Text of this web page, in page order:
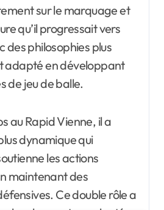
sur le marquage et
qu’il progressait vers
des philosophies plus
adapté en développant
de jeu de balle.
au Rapid Vienne, il a
dynamique qui
les actions
maintenant des
Ce double rôle a